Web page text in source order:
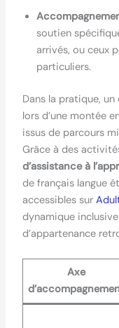
soutien
arrivés, ou ceux
particuliers.
Dans la pratique,
lors d’une montée
issus de parcours
Grâce à des
d’assistance à
de français langue
accessibles sur
dynamique
d’appartenance
Axe